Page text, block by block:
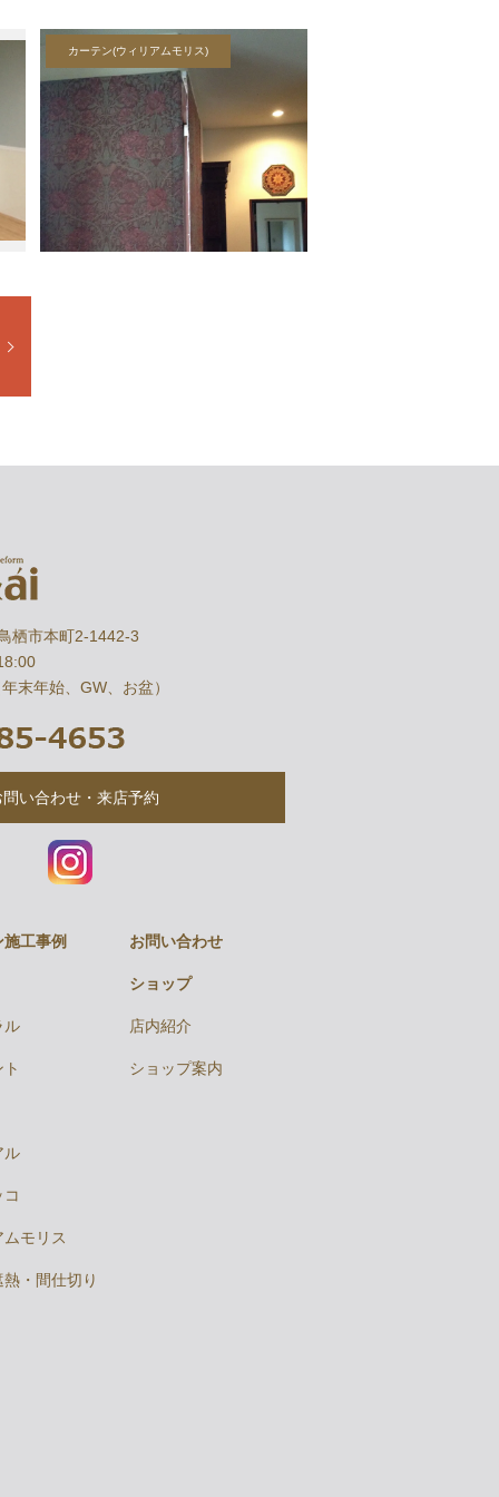
カーテン(ウィリアムモリス)
栖市本町2-1442-3
末年始、GW、お盆）
問い合わせ・来店予約
工事例
ル
ル
コ
モリス
熱・間仕切り
お問い合わせ
ショップ
店内紹介
ショップ案内